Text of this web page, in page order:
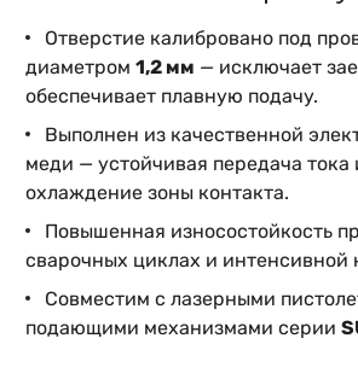
Отверстие калибровано под
диаметром 1,2 мм — исключает
обеспечивает плавную подачу.
Выполнен из качественной
меди — устойчивая передача
охлаждение зоны контакта.
Повышенная износостойкость
сварочных циклах и интенсивной
Совместим с лазерными
подающими механизмами серии